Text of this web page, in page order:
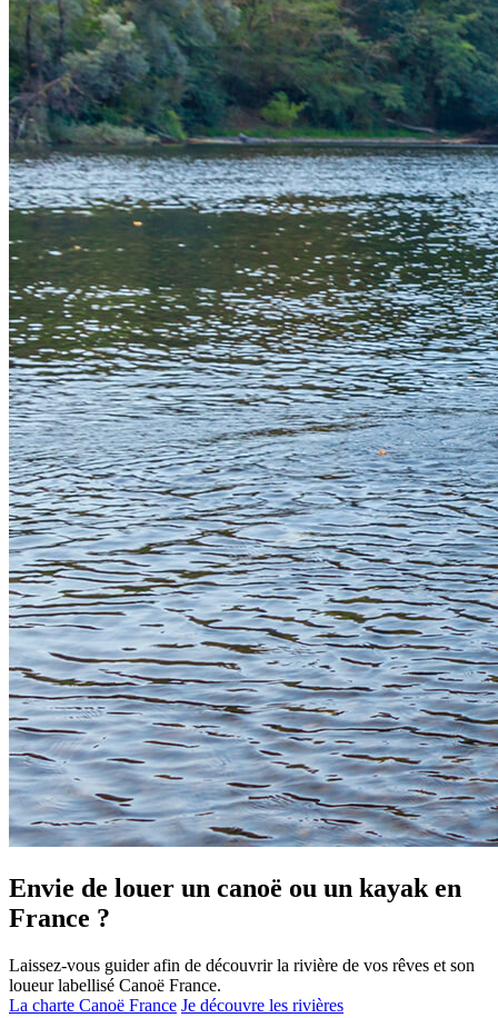
Envie de louer un canoë ou un kayak en
France ?
Laissez-vous guider afin de découvrir la rivière de vos rêves et son
loueur labellisé Canoë France.
La charte Canoë France Je découvre les rivières